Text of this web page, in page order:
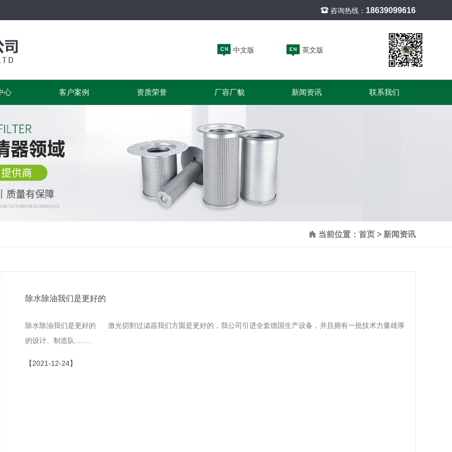
咨询热线： 18639099616
中文版 英文版
心 客户案例 资质荣誉 厂容厂貌 新闻资讯 联系我们
当前位置： 首页 > 新闻资讯
除水除油我们是更好的
除水除油我们是更好的 激光切割过滤器我们方圆是更好的，我公司引进全套德国生产设备，并且拥有一批技术力量雄厚
的设计、制造队.........
【2021-12-24】